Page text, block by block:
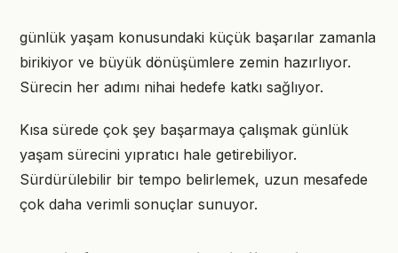
günlük yaşam konusundaki küçük başarılar zamanla
birikiyor ve büyük dönüşümlere zemin hazırlıyor.
Sürecin her adımı nihai hedefe katkı sağlıyor.
Kısa sürede çok şey başarmaya çalışmak günlük
yaşam sürecini yıpratıcı hale getirebiliyor.
Sürdürülebilir bir tempo belirlemek, uzun mesafede
çok daha verimli sonuçlar sunuyor.